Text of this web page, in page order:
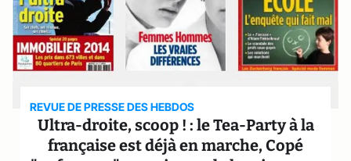
REVUE DE PRESSE DES HEBDOS
Ultra-droite, scoop ! : le Tea-Party à la
française est déjà en marche, Copé